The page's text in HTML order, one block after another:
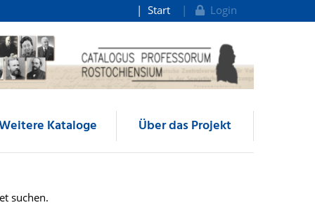
Start Login
Kataloge Über das Projekt
suchen.